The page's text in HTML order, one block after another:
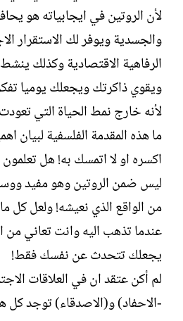
ب
ا
ل
إ
ا
ء
لأن الروتين في ايجابياته هو
والجسدية ويوفر لك الاستقرار
الرفاهية الاقتصادية وكذلك
ويقوي ذاكرتك ويجعلك يوميا
لأنه خارج نمط الحياة التي
ما هذه المقدمة الفلسفية لبيان
اكسره او لا اتمسك به! هل
ليس ضمن الروتين وهو مفيد
من الواقع الذي نعيشه! ولعل كل
عندما تذهب اليه وانت تعاني من
يجعلك تتحدث عن نفسك فقط!
لم أكن عتقد ان في العلاقات
-الاحفاد) و(الاصدقاء) توجد كل